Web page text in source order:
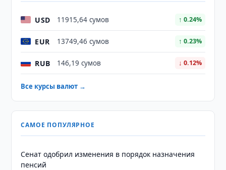
USD 11915,64 сумов ↑ 0.24%
EUR 13749,46 сумов ↑ 0.23%
RUB 146,19 сумов ↓ 0.12%
Все курсы валют →
САМОЕ ПОПУЛЯРНОЕ
Сенат одобрил изменения в порядок назначения
пенсий